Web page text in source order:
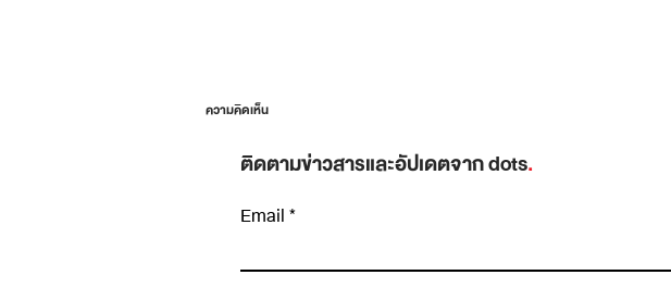
ความคิดเห็น
เขียนความคิดเห็น…
ติดตามข่าวสารและอัปเดตจาก dots.
Email